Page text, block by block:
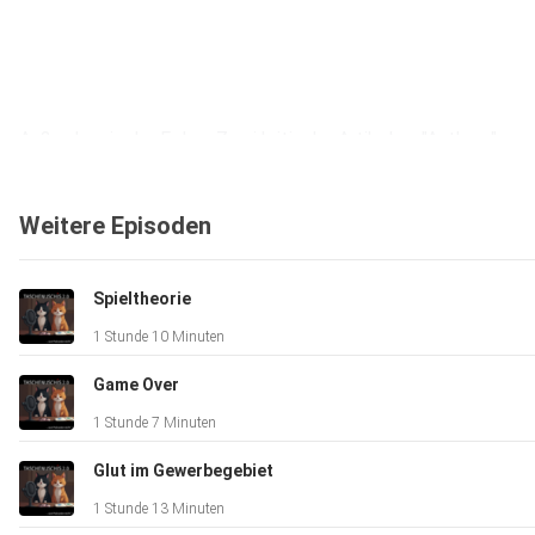
(kurz & deutsch)
https://www.giga.de/spiele/anthem/news/schon-anthems-
Weitere Episoden
Spieltheorie
1 Stunde 10 Minuten
Game Over
1 Stunde 7 Minuten
Glut im Gewerbegebiet
1 Stunde 13 Minuten